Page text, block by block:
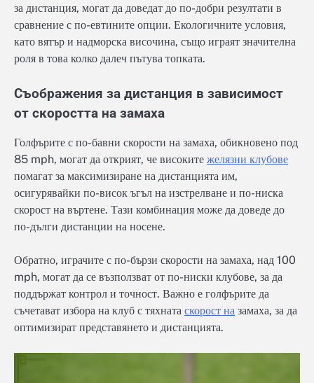
за дистанция, могат да доведат до по-добри резултати в
сравнение с по-евтините опции. Екологичните условия,
като вятър и надморска височина, също играят значителна
роля в това колко далеч пътува топката.
Съображения за дистанция в зависимост
от скоростта на замаха
Голфърите с по-бавни скорости на замаха, обикновено под
85 mph, могат да открият, че високите желязни клубове
помагат за максимизиране на дистанцията им,
осигурявайки по-висок ъгъл на изстрелване и по-ниска
скорост на въртене. Тази комбинация може да доведе до
по-дълги дистанции на носене.
Обратно, играчите с по-бързи скорости на замаха, над 100
mph, могат да се възползват от по-ниски клубове, за да
поддържат контрол и точност. Важно е голфърите да
съчетават избора на клуб с тяхната скорост на замаха, за да
оптимизират представянето и дистанцията.